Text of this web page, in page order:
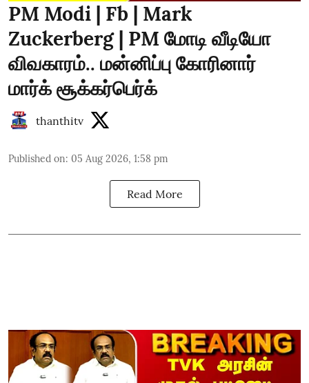
PM Modi | Fb | Mark
Zuckerberg | PM மோடி வீடியோ
விவகாரம்.. மன்னிப்பு கோரினார்
மார்க் சூக்கர்பெர்க்
thanthitv
Published on: 05 Aug 2026, 1:58 pm
Read More